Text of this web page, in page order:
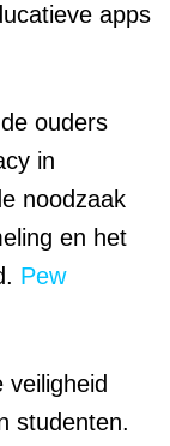
apps
ouders
in
noodzaak
en het
Pew
veiligheid
studenten.